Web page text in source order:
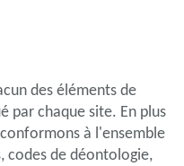
des éléments de
par chaque site. En plus
à l'ensemble
codes de déontologie,